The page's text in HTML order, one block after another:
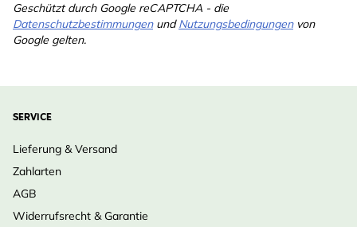
Geschützt durch Google reCAPTCHA - die
DatenschutzbestimmungenundNutzungsbedingungenvon
Google gelten.
SERVICE
Lieferung & Versand
Zahlarten
AGB
Widerrufsrecht & Garantie